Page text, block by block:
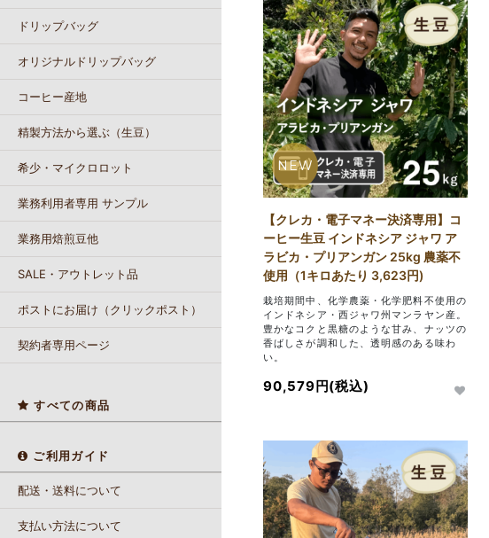
ドリップバッグ
オリジナルドリップバッグ
コーヒー産地
精製方法から選ぶ（生豆）
希少・マイクロロット
業務利用者専用 サンプル
業務用焙煎豆他
SALE・アウトレット品
ポストにお届け（クリックポスト）
契約者専用ページ
すべての商品
ご利用ガイド
配送・送料について
支払い方法について
NEW
【クレカ・電子マネー決済専用】コ
ーヒー生豆 インドネシア ジャワ ア
ラビカ・プリアンガン 25kg 農薬不
使用（1キロあたり 3,623円)
栽培期間中、化学農薬・化学肥料不使用の
インドネシア・西ジャワ州マンラヤン産。
豊かなコクと黒糖のような甘み、ナッツの
香ばしさが調和した、透明感のある味わ
い。
90,579円(税込)